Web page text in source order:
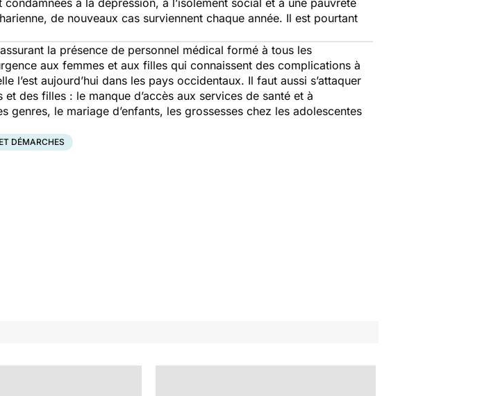
condamnées à la dépression, à l’isolement social et à une pauvreté
de nouveaux cas surviennent chaque année. Il est pourtant
la présence de personnel médical formé à tous les
aux femmes et aux filles qui connaissent des complications à
l’est aujourd’hui dans les pays occidentaux. Il faut aussi s’attaquer
des filles : le manque d’accès aux services de santé et à
genres, le mariage d’enfants, les grossesses chez les adolescentes
DÉMARCHES